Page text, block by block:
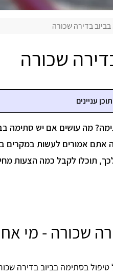
בדירה שכורה
שכורה
עניינים
מה עושים אם יש סתימה
אתם אמורים לעשות במקרים
תוכלו לקבל כמה הצעות
שכורה - מי
בסתימה בביוב בדירה